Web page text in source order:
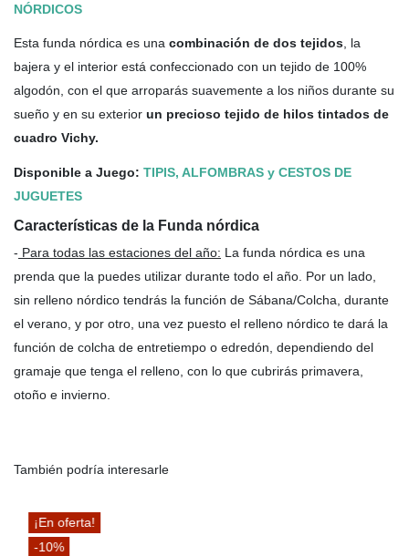
NÓRDICOS
Esta funda nórdica es una combinación de dos tejidos, la
bajera y el interior está confeccionado con un tejido de 100%
algodón, con el que arroparás suavemente a los niños durante su
sueño y en su exterior un precioso tejido de hilos tintados de
cuadro Vichy.
Disponible a Juego: TIPIS, ALFOMBRAS y CESTOS DE
JUGUETES
Características de la Funda nórdica
- Para todas las estaciones del año: La funda nórdica es una
prenda que la puedes utilizar durante todo el año. Por un lado,
sin relleno nórdico tendrás la función de Sábana/Colcha, durante
el verano, y por otro, una vez puesto el relleno nórdico te dará la
función de colcha de entretiempo o edredón, dependiendo del
gramaje que tenga el relleno, con lo que cubrirás primavera,
otoño e invierno.
También podría interesarle
¡En oferta!
-10%